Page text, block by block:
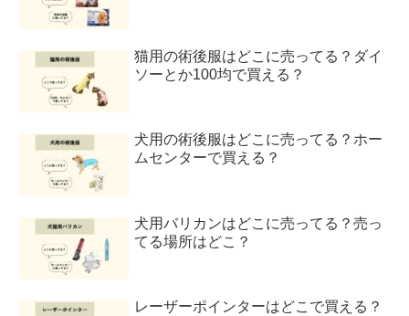
猫用の術後服はどこに売ってる？ダイ
ソーとか100均で買える？
犬用の術後服はどこに売ってる？ホー
ムセンターで買える？
犬用バリカンはどこに売ってる？売っ
てる場所はどこ？
レーザーポインターはどこで買える？